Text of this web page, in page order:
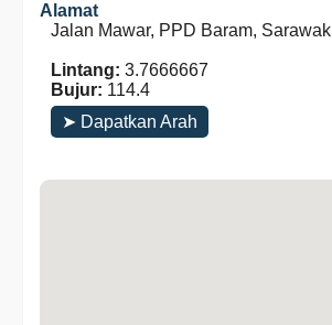
Alamat
Jalan Mawar, PPD Baram, Sarawak
Lintang: 3.7666667
Bujur: 114.4
➤ Dapatkan Arah